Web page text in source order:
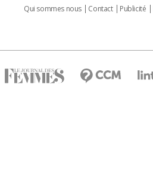
Qui sommes nous Contact Publicité